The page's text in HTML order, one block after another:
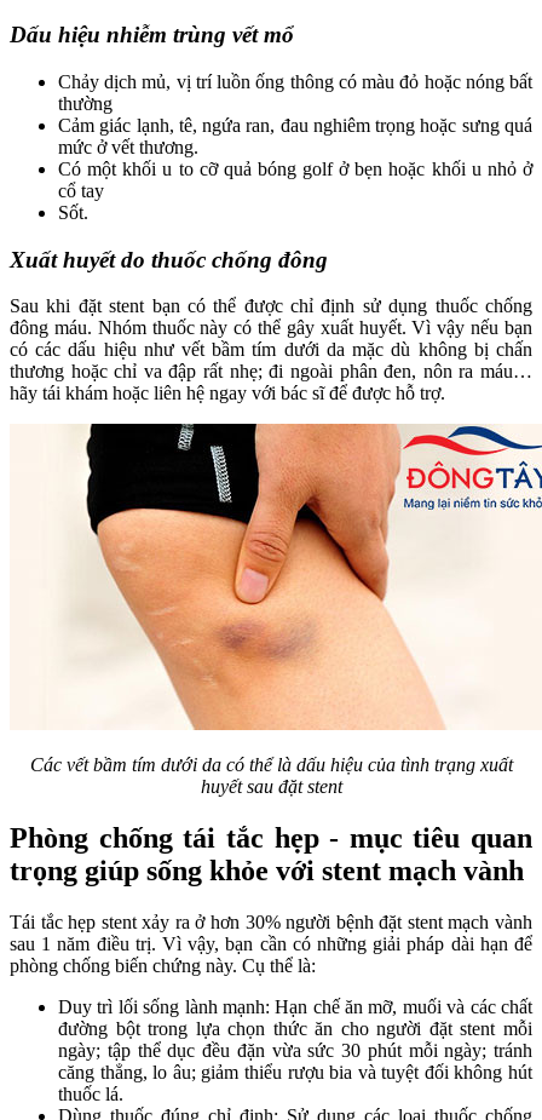
Dấu hiệu nhiễm trùng vết mổ
Chảy dịch mủ, vị trí luồn ống thông có màu đỏ hoặc nóng bất
thường
Cảm giác lạnh, tê, ngứa ran, đau nghiêm trọng hoặc sưng quá
mức ở vết thương.
Có một khối u to cỡ quả bóng golf ở bẹn hoặc khối u nhỏ ở
cổ tay
Sốt.
Xuất huyết do thuốc chống đông
Sau khi đặt stent bạn có thể được chỉ định sử dụng thuốc chống
đông máu. Nhóm thuốc này có thể gây xuất huyết. Vì vậy nếu bạn
có các dấu hiệu như vết bầm tím dưới da mặc dù không bị chấn
thương hoặc chỉ va đập rất nhẹ; đi ngoài phân đen, nôn ra máu…
hãy tái khám hoặc liên hệ ngay với bác sĩ để được hỗ trợ.
Các vết bầm tím dưới da có thể là dấu hiệu của tình trạng xuất
huyết sau đặt stent
Phòng chống tái tắc hẹp - mục tiêu quan
trọng giúp sống khỏe với stent mạch vành
Tái tắc hẹp stent xảy ra ở hơn 30% người bệnh đặt stent mạch vành
sau 1 năm điều trị. Vì vậy, bạn cần có những giải pháp dài hạn để
phòng chống biến chứng này. Cụ thể là:
Duy trì lối sống lành mạnh: Hạn chế ăn mỡ, muối và các chất
đường bột trong lựa chọn thức ăn cho người đặt stent mỗi
ngày; tập thể dục đều đặn vừa sức 30 phút mỗi ngày; tránh
căng thẳng, lo âu; giảm thiểu rượu bia và tuyệt đối không hút
thuốc lá.